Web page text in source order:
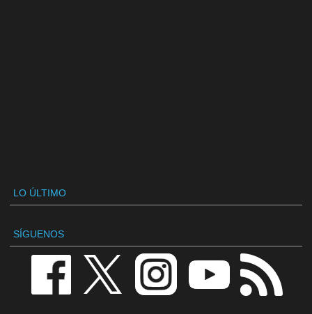
LO ÚLTIMO
SÍGUENOS